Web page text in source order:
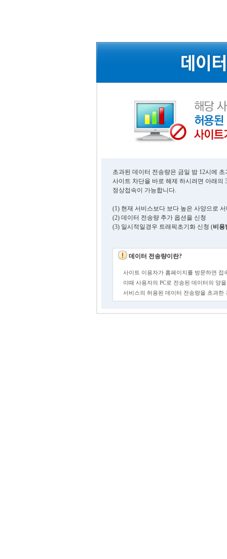
초과된 데이터 전송량은 금일 밤 12시에
사이트 차단을 바로 해제 하시려면 아래의
정상접속이 가능합니다.
(1) 현재 서비스보다 보다 높은 사양으로
(2) 데이터 전송량 추가 옵션을 신청
(3) 일시적일경우 트래픽초기화 신청 (비용
데이터 전송량이란?
사이트 이용자가 홈페이지를 방문하면 접
이때 사용자의 PC로 전송된 데이터의 양
서비스의 허용된 데이터 전송량을 초과